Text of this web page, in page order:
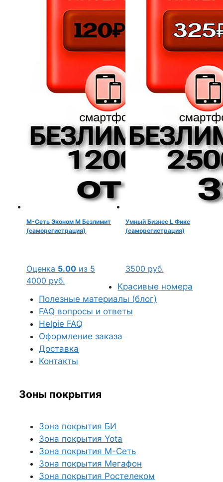
М-Сеть Эконом М Безлимит
(саморегистрация)
Оценка 5.00 из 5
4000 руб.
Умный Бизнес L Фикс
(саморегистрация)
3500 руб.
Красивые номера
Полезные материалы (блог)
FAQ вопросы и ответы
Helpie FAQ
Оформление заказа
Доставка
Контакты
Зоны покрытия
Зона покрытия БИ
Зона покрытия Yota
Зона покрытия М-Сеть
Зона покрытия Мегафон
Зона покрытия Ростелеком